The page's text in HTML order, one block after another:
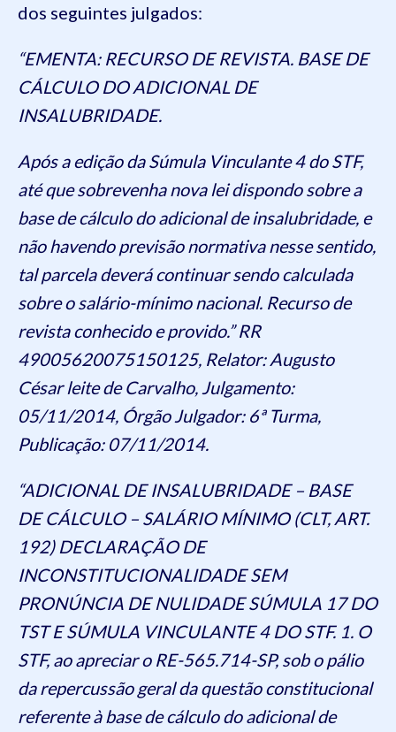
dos seguintes julgados:
“EMENTA: RECURSO DE REVISTA. BASE DE
CÁLCULO DO ADICIONAL DE
INSALUBRIDADE.
Após a edição da Súmula Vinculante 4 do STF,
até que sobrevenha nova lei dispondo sobre a
base de cálculo do adicional de insalubridade, e
não havendo previsão normativa nesse sentido,
tal parcela deverá continuar sendo calculada
sobre o salário-mínimo nacional. Recurso de
revista conhecido e provido.” RR
49005620075150125, Relator: Augusto
César leite de Carvalho, Julgamento:
05/11/2014, Órgão Julgador: 6ª Turma,
Publicação: 07/11/2014.
“ADICIONAL DE INSALUBRIDADE – BASE
DE CÁLCULO – SALÁRIO MÍNIMO (CLT, ART.
192) DECLARAÇÃO DE
INCONSTITUCIONALIDADE SEM
PRONÚNCIA DE NULIDADE SÚMULA 17 DO
TST E SÚMULA VINCULANTE 4 DO STF. 1. O
STF, ao apreciar o RE-565.714-SP, sob o pálio
da repercussão geral da questão constitucional
referente à base de cálculo do adicional de